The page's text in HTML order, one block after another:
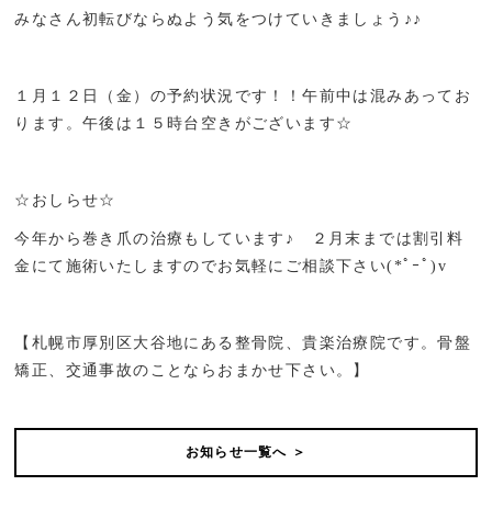
みなさん初転びならぬよう気をつけていきましょう♪♪
１月１２日（金）の予約状況です！！午前中は混みあってお
ります。午後は１５時台空きがございます☆
☆おしらせ☆
今年から巻き爪の治療もしています♪ ２月末までは割引料
金にて施術いたしますのでお気軽にご相談下さい(*ﾟｰﾟ)v
【札幌市厚別区大谷地にある整骨院、貴楽治療院です。骨盤
矯正、交通事故のことならおまかせ下さい。】
お知らせ一覧へ ＞